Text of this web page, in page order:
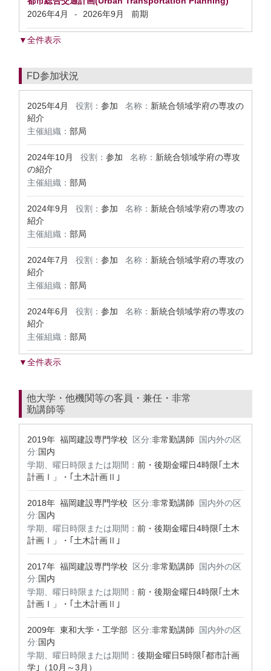
2026年4月
- 2026年9月 前期
▼全件表示
FD参加状況
2025年4月 役割： 参加 名称： 新統合領域学府の専攻の
紹介
主催組織： 部局
2024年10月 役割： 参加 名称： 新統合領域学府の専攻
の紹介
主催組織： 部局
2024年9月 役割： 参加 名称： 新統合領域学府の専攻の
紹介
主催組織： 部局
2024年7月 役割： 参加 名称： 新統合領域学府の専攻の
紹介
主催組織： 部局
2024年6月 役割： 参加 名称： 新統合領域学府の専攻の
紹介
主催組織： 部局
▼全件表示
他大学・他機関等の客員・兼任・非常
勤講師等
2019年 福岡建設専門学校 区分:非常勤講師
国内外の区
分:国内
学期、曜日時限または期間： 前・後期金曜日4時限｢土木
計画Ⅰ」・｢土木計画Ⅱ｣
2018年 福岡建設専門学校 区分:非常勤講師
国内外の区
分:国内
学期、曜日時限または期間： 前・後期金曜日4時限｢土木
計画Ⅰ」・｢土木計画Ⅱ｣
2017年 福岡建設専門学校 区分:非常勤講師
国内外の区
分:国内
学期、曜日時限または期間： 前・後期金曜日4時限｢土木
計画Ⅰ」・｢土木計画Ⅱ｣
2009年 東和大学・工学部 区分:非常勤講師
国内外の区
分:国内
学期、曜日時限または期間： 後期金曜日5時限｢都市計画
学｣（10月～3月）